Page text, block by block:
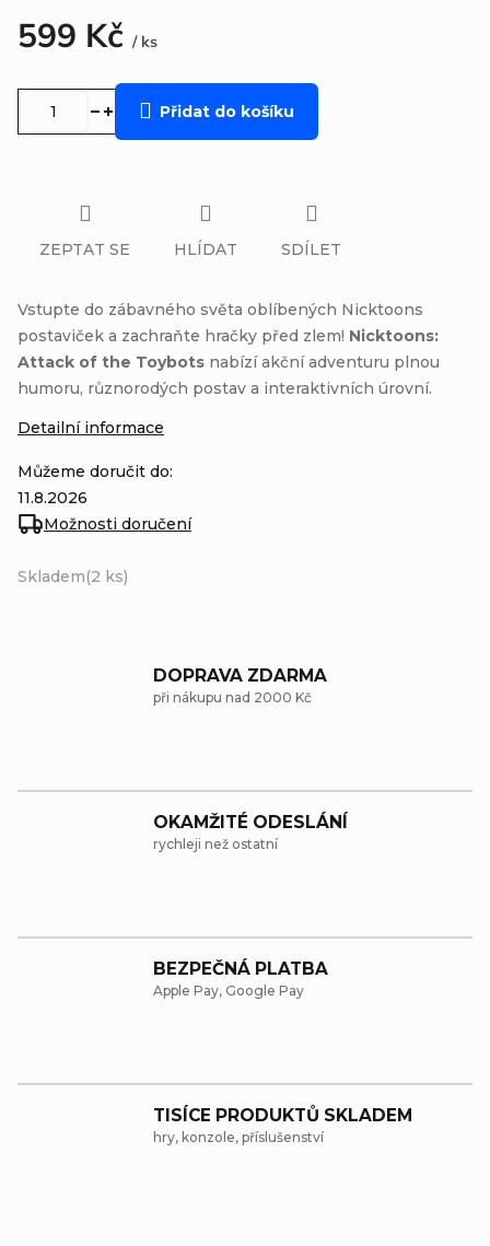
599 Kč / ks
Skladem(2 ks)
Můžeme doručit do:
11.8.2026
Možnosti doručení
Přidat do košíku
Vstupte do zábavného světa oblíbených Nicktoons
postaviček a zachraňte hračky před zlem! Nicktoons:
Attack of the Toybots nabízí akční adventuru plnou
humoru, různorodých postav a interaktivních úrovní.
Detailní informace
ZEPTAT SE HLÍDAT SDÍLET
DOPRAVA ZDARMA
při nákupu nad 2000 Kč
OKAMŽITÉ ODESLÁNÍ
rychleji než ostatní
BEZPEČNÁ PLATBA
Apple Pay, Google Pay
TISÍCE PRODUKTŮ SKLADEM
hry, konzole, příslušenství